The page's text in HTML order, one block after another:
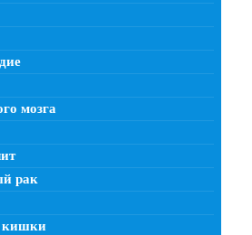
мозга
рак
кишки